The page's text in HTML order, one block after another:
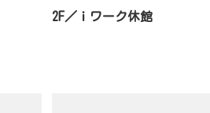
2F／ｉワーク休館